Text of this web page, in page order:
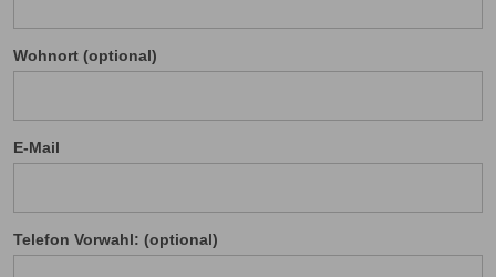
Wohnort (optional)
E-Mail
Telefon Vorwahl: (optional)